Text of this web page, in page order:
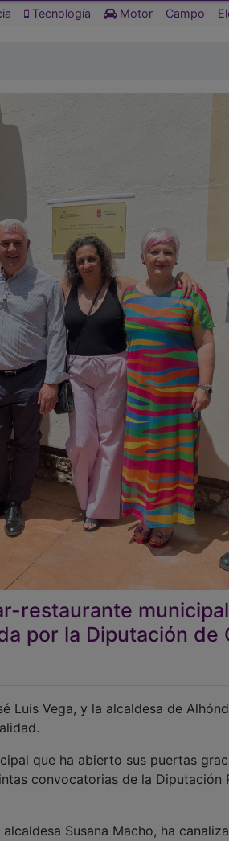
Tecnología Motor Campo
restaurante
por la Diputación de
Luis Vega, y la alcaldesa de
que ha abierto sus puertas
convocatorias de la Diputación
Susana Macho, ha